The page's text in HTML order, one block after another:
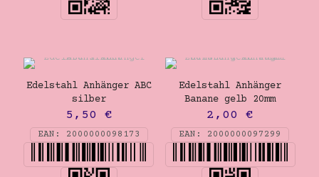
Edelstahl Anhänger ABC
silber
5,50 €
EAN: 2000000098173
Edelstahl Anhänger
Banane gelb 20mm
2,00€
EAN: 2000000097299